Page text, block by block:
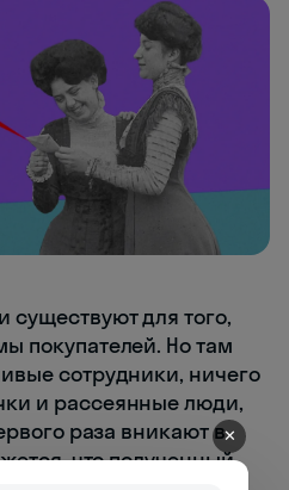
для того,
покупателей. Но там
сотрудники, ничего
и рассеянные люди,
раза вникают в
что полученный
✕